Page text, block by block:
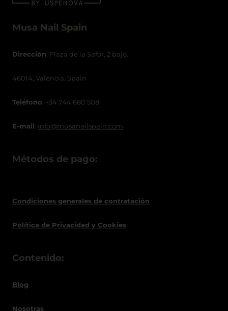
Musa Nail Spain
Dirección: Plaza de la Safor, 2 bajo.
46014, Valencia, Spain
Teléfono: +34 744 680 508
E-mail: info@musanailspain.com
Métodos de pago:
Condiciones generales de contratación
Política de Privacidad y Cookies
Contenido:
Blog
Nosotras